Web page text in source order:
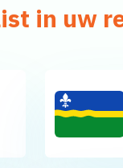
in uw